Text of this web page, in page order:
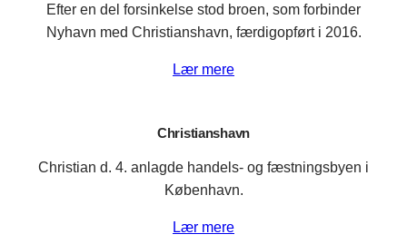
Efter en del forsinkelse stod broen, som forbinder
Nyhavn med Christianshavn, færdigopført i 2016.
Lær mere
Christianshavn
Christian d. 4. anlagde handels- og fæstningsbyen i
København.
Lær mere